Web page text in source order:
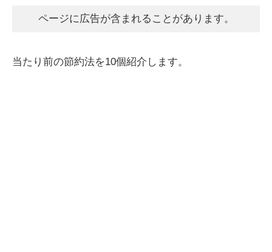
ページに広告が含まれることがあります。
当たり前の節約法を10個紹介します。